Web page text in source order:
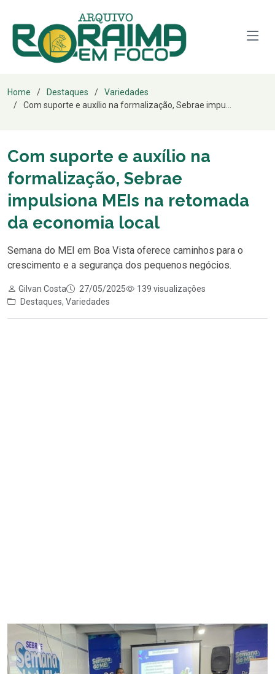
Home Destaques
Variedades
Com suporte e auxílio na formalização, Sebrae impu...
Com suporte e auxílio na
formalização, Sebrae
impulsiona MEIs na retomada
da economia local
Semana do MEI em Boa Vista oferece caminhos para o
crescimento e a segurança dos pequenos negócios.
Gilvan Costa 27/05/2025
139 visualizações
Destaques, Variedades